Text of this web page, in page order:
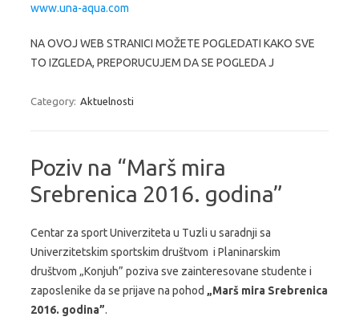
www.una-aqua.com
NA OVOJ WEB STRANICI MOŽETE POGLEDATI KAKO SVE
TO IZGLEDA, PREPORUCUJEM DA SE POGLEDA J
Category: Aktuelnosti
Poziv na “Marš mira
Srebrenica 2016. godina”
Centar za sport Univerziteta u Tuzli u saradnji sa
Univerzitetskim sportskim društvom i Planinarskim
društvom „Konjuh” poziva sve zainteresovane studente i
zaposlenike da se prijave na pohod „Marš mira Srebrenica
2016. godina”.